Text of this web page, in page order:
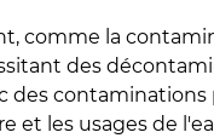
comme la
des
des contaminations
et les usages de